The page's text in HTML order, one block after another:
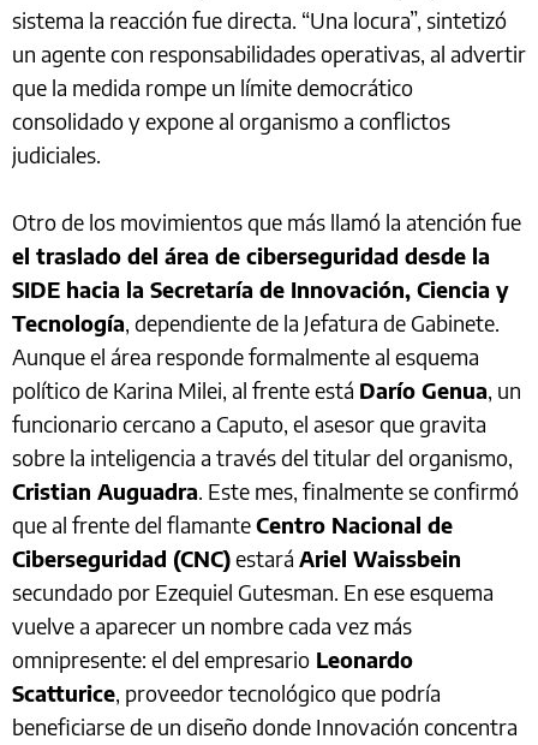
sistema la reacción fue directa. “Una locura”, sintetizó
un agente con responsabilidades operativas, al advertir
que la medida rompe un límite democrático
consolidado y expone al organismo a conflictos
judiciales.
Otro de los movimientos que más llamó la atención fue
el traslado del área de ciberseguridad desde la
SIDE hacia la Secretaría de Innovación, Ciencia y
Tecnología , dependiente de la Jefatura de Gabinete.
Aunque el área responde formalmente al esquema
político de Karina Milei, al frente está Darío Genua , un
funcionario cercano a Caputo, el asesor que gravita
sobre la inteligencia a través del titular del organismo,
Cristian Auguadra . Este mes, finalmente se confirmó
que al frente del flamanteCentro Nacional de
Ciberseguridad (CNC)estará Ariel Waissbein
secundado por Ezequiel Gutesman. En ese esquema
vuelve a aparecer un nombre cada vez más
omnipresente: el del empresario Leonardo
Scatturice , proveedor tecnológico que podría
beneficiarse de un diseño donde Innovación concentra